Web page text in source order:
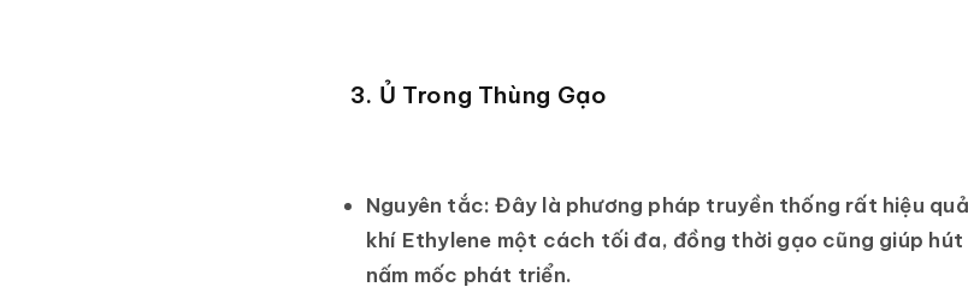
3. Ủ Trong Thùng Gạo
Nguyên tắc: Đây là phương pháp truyền thống rất hiệu
khí Ethylene một cách tối đa, đồng thời gạo cũng giúp hút
nấm mốc phát triển.